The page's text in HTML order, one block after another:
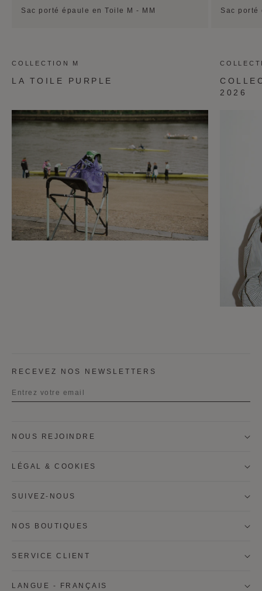
Sac porté épaule en Toile M - MM Sac porté
COLLECTION M
LA TOILE PURPLE
2026
RECEVEZ NOS NEWSLETTERS
Prénom
Nom
Je souhaite être contacté par courrier pour recevoir la
* S'INSCRIRE
NOS BOUTIQUES
SERVICE CLIENT
NOUS REJOINDRE
LÉGAL & COOKIES
SUIVEZ-NOUS
LANGUE - FRANÇAIS